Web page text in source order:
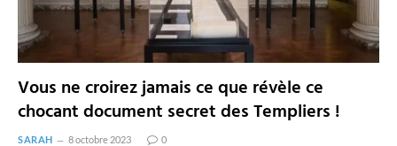
Vous ne croirez jamais ce que révèle ce
chocant document secret des Templiers !
SARAH 8 octobre 2023 0